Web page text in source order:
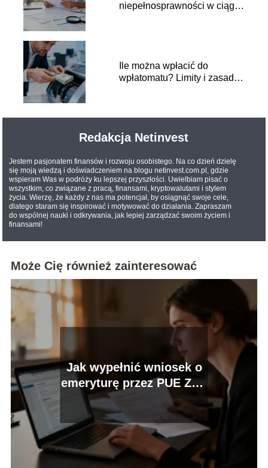
niepełnosprawności w ciągu
Ile można wpłacić do
wpłatomatu? Limity i zasady
Redakcja Netinvest
Jestem pasjonatem finansów i rozwoju osobistego. Na co dzień dzielę
się moją wiedzą i doświadczeniem na blogu netinvest.com.pl, gdzie
wspieram Was w podróży ku lepszej przyszłości. Uwielbiam pisać o
wszystkim, co związane z pracą, finansami, kryptowalutami i stylem
życia. Wierzę, że każdy z nas ma potencjał, by osiągnąć swoje cele,
dlatego staram się inspirować i motywować do działania. Zapraszam
do wspólnej nauki i odkrywania, jak lepiej zarządzać swoim życiem i
finansami!
Może Cię również zainteresować
Jak wypełnić wniosek o
emeryturę przez PUE ZUS
krok po kroku?